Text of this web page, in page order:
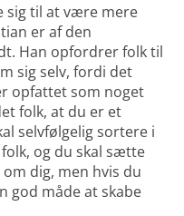
sig til at være mere
er af den
Han opfordrer folk til
sig selv, fordi det
opfattet som noget
folk, at du er et
selvfølgelig sortere i
og du skal sætte
dig, men hvis du
god måde at skabe